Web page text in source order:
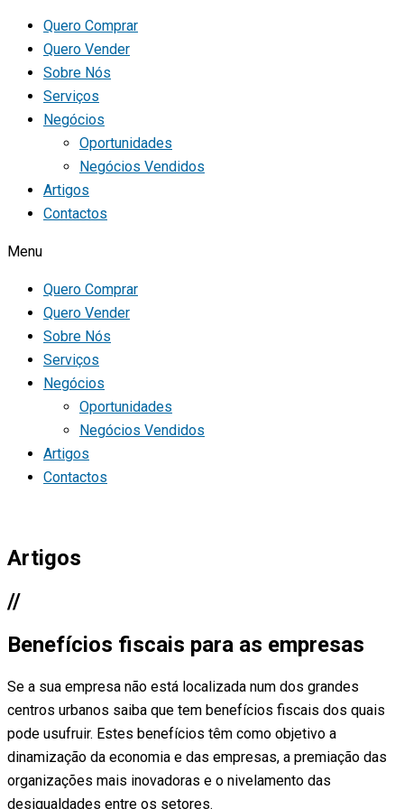
Quero Comprar
Quero Vender
Sobre Nós
Serviços
Negócios
Oportunidades
Negócios Vendidos
Artigos
Contactos
Menu
Quero Comprar
Quero Vender
Sobre Nós
Serviços
Negócios
Oportunidades
Negócios Vendidos
Artigos
Contactos
Artigos
//
Benefícios fiscais para as empresas
Se a sua empresa não está localizada num dos grandes
centros urbanos saiba que tem benefícios fiscais dos quais
pode usufruir. Estes benefícios têm como objetivo a
dinamização da economia e das empresas, a premiação das
organizações mais inovadoras e o nivelamento das
desigualdades entre os setores.